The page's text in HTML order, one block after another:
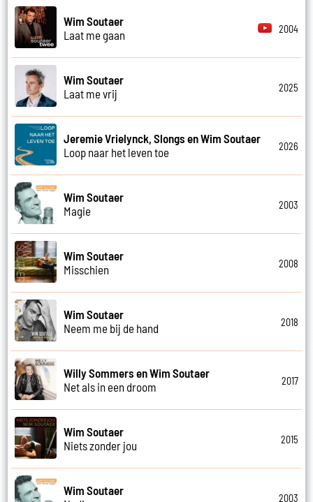
Wim Soutaer
Laat me gaan
2004
Wim Soutaer
Laat me vrij
2025
Jeremie Vrielynck, Slongs en Wim Soutaer
Loop naar het leven toe
2026
Wim Soutaer
Magie
2003
Wim Soutaer
Misschien
2008
Wim Soutaer
Neem me bij de hand
2018
Willy Sommers en Wim Soutaer
Net als in een droom
2017
Wim Soutaer
Niets zonder jou
2015
Wim Soutaer
2003